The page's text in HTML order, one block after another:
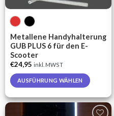
Metallene Handyhalterung
GUB PLUS 6 für den E-
Scooter
€24,95 inkl. MWST
AUSFÜHRUNG WÄHLEN
product